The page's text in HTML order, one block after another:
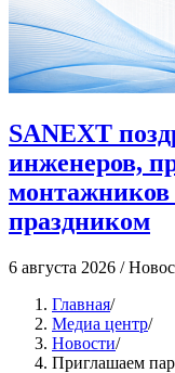
SANEXT
инженеров,
праздником
6 августа 2026 /
Главная/
Медиа центр/
Новости/
Приглашаем